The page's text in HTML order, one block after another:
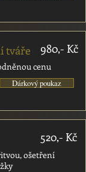
tváře 980,- Kč
cenu
Dárkový poukaz
520,- Kč
ošetření